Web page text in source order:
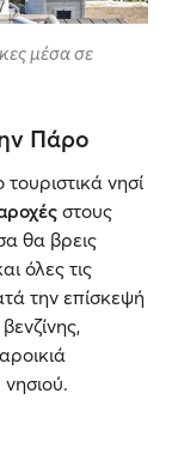
μέσα σε
Πάρο
νησί
στους
θα βρεις
όλες τις
την επίσκεψή
νησιού.